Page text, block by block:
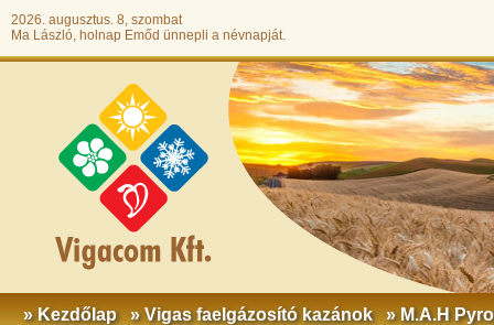
2026. augusztus. 8, szombat
Ma László, holnap Emőd ünnepli a névnapját.
» Kezdőlap » Vigas faelgázosító kazánok » M.A.H